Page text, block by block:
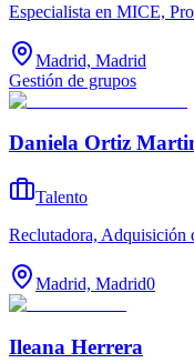
Especialista en MICE,
Madrid, Madrid
Gestión de grupos
Daniela Ortiz
Talento
Reclutadora, Adquisición
Madrid, Madrid0
Ileana Herrera